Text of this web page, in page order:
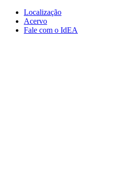
Conteúdo principal
Localização
Acervo
Fale com o IdEA